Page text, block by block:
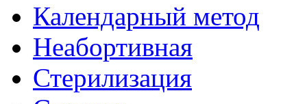
Календарный метод
Неабортивная
Стерилизация